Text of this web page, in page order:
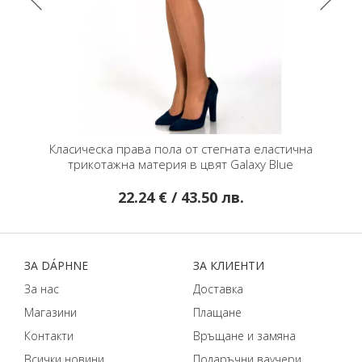
права пола от стегната еластична
материя в цвят Galaxy Blue
22.24 € / 43.50 лв.
Класически
ЗA DÁPHNЕ
За нас
Магазини
Контакти
ЗA КЛИЕНТИ
Доставка
Плащане
Връщане и замяна